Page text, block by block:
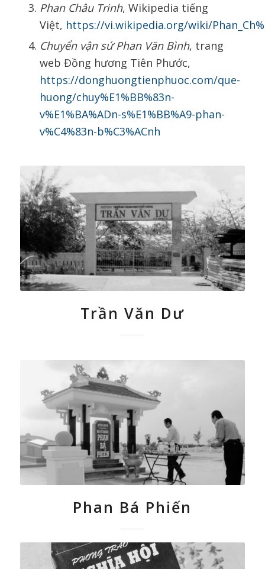
Phan Châu Trinh, Wikipedia tiếng
Việt, https://vi.wikipedia.org/wiki/
Chuyển vận sứ Phan Văn Bình, trang
web Đồng hương Tiên Phước,
https://donghuongtienphuoc.com/que-
huong/chuy%E1%BB%83n-
v%E1%BA%ADn-s%E1%BB%A9-phan-
v%C4%83n-b%C3%ACnh
Trần Văn Dư
Phan Bá Phiến